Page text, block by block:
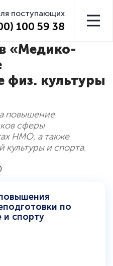
поступающих
100 59 38
«Медико-
физ. культуры
повышение
сферы
НМО, а также
культуры и спорта.
по
и спорту